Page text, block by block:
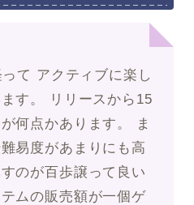
て アクティブに楽し
す。 リリースから15
何点かあります。 ま
易度があまりにも高
のが百歩譲って良い
ムの販売額が一個ゲ